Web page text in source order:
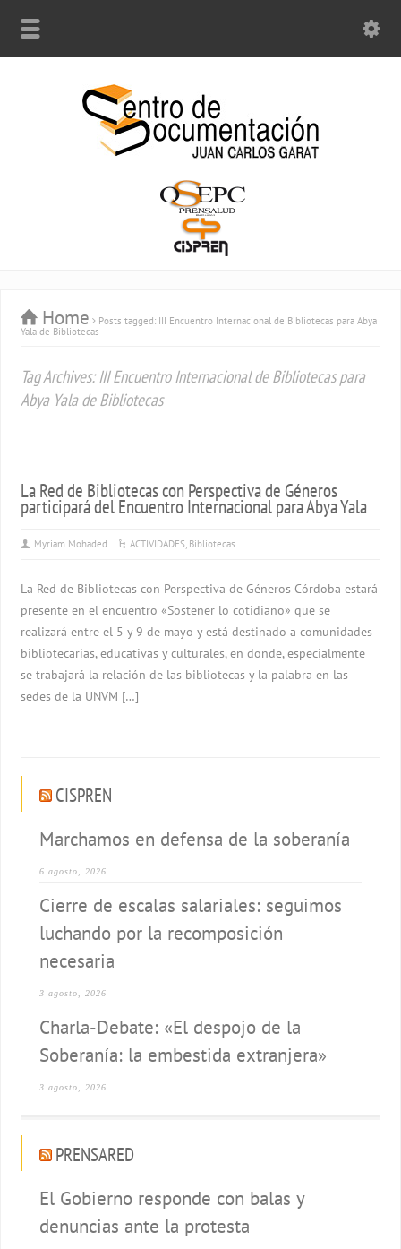
Home
Posts tagged: III Encuentro Internacional de Bibliotecas para Abya
Yala de Bibliotecas
Tag Archives: III Encuentro Internacional de Bibliotecas para
Abya Yala de Bibliotecas
La Red de Bibliotecas con Perspectiva de Géneros
participará del Encuentro Internacional para Abya Yala
Myriam Mohaded ACTIVIDADES, Bibliotecas
La Red de Bibliotecas con Perspectiva de Géneros Córdoba estará
presente en el encuentro «Sostener lo cotidiano» que se
realizará entre el 5 y 9 de mayo y está destinado a comunidades
bibliotecarias, educativas y culturales, en donde, especialmente
se trabajará la relación de las bibliotecas y la palabra en las
sedes de la UNVM […]
CISPREN
Marchamos en defensa de la soberanía
6 agosto, 2026
Cierre de escalas salariales: seguimos
luchando por la recomposición
necesaria
3 agosto, 2026
Charla-Debate: «El despojo de la
Soberanía: la embestida extranjera»
3 agosto, 2026
PRENSARED
El Gobierno responde con balas y
denuncias ante la protesta